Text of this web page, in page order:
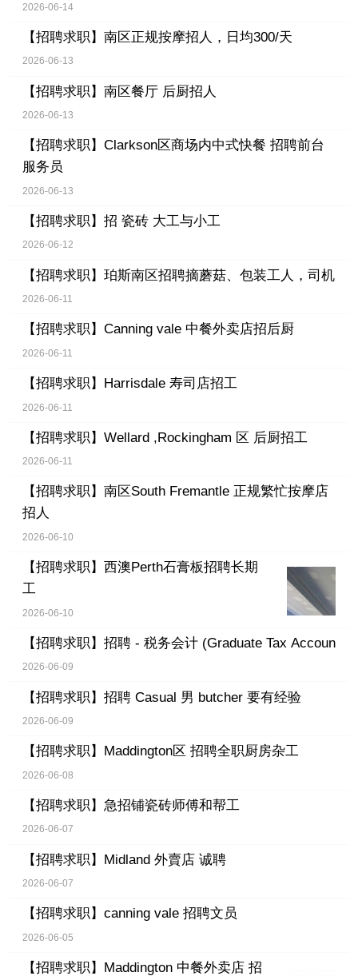
2026-06-14
【招聘求职】 南区正规按摩招人，日均300/天
2026-06-13
【招聘求职】 南区餐厅 后厨招人
2026-06-13
【招聘求职】 Clarkson区商场内中式快餐 招聘前台
服务员
2026-06-13
【招聘求职】 招 瓷砖 大工与小工
2026-06-12
【招聘求职】 珀斯南区招聘摘蘑菇、包装工人，司机
2026-06-11
【招聘求职】 Canning vale 中餐外卖店招后厨
2026-06-11
【招聘求职】 Harrisdale 寿司店招工
2026-06-11
【招聘求职】 Wellard ,Rockingham 区 后厨招工
2026-06-11
【招聘求职】 南区South Fremantle 正规繁忙按摩店
招人
2026-06-10
【招聘求职】 西澳Perth石膏板招聘长期
工
2026-06-10
【招聘求职】 招聘 - 税务会计 (Graduate Tax Accoun
2026-06-09
【招聘求职】 招聘 Casual 男 butcher 要有经验
2026-06-09
【招聘求职】 Maddington区 招聘全职厨房杂工
2026-06-08
【招聘求职】 急招铺瓷砖师傅和帮工
2026-06-07
【招聘求职】 Midland 外賣店 诚聘
2026-06-07
【招聘求职】 canning vale 招聘文员
2026-06-05
【招聘求职】 Maddington 中餐外卖店 招